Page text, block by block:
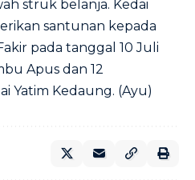
struk belanja. Kedai
santunan kepada
pada tanggal 10 Juli
Apus dan 12
Yatim Kedaung. (Ayu)